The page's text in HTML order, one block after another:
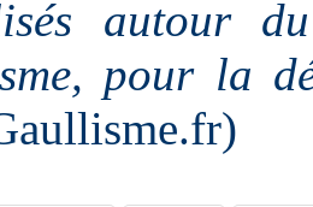
autour
pour la